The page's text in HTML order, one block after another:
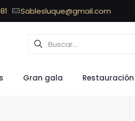
Sablesluque@gmail.com
Gran gala Restauración